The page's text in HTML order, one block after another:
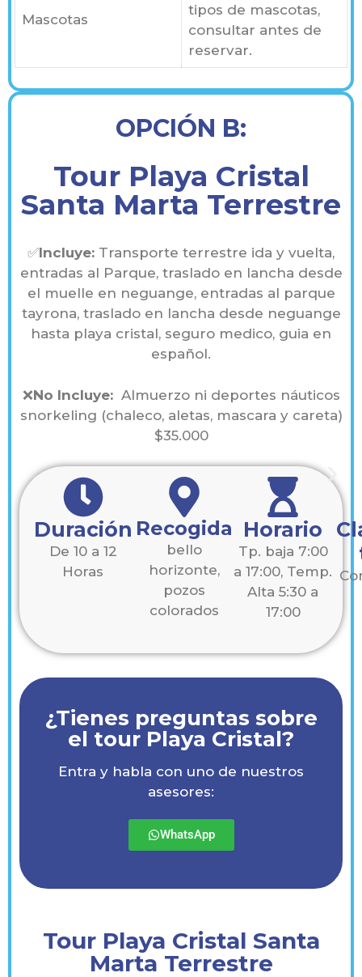
Mascotas
tipos de mascotas,
consultar antes de
reservar.
OPCIÓN B:
Tour Playa Cristal
Santa Marta Terrestre
✅Incluye: Transporte terrestre ida y vuelta,
entradas al Parque, traslado en lancha desde
el muelle en neguange, entradas al parque
tayrona, traslado en lancha desde neguange
hasta playa cristal, seguro medico, guia en
español.
❌No Incluye: Almuerzo ni deportes náuticos
snorkeling (chaleco, aletas, mascara y careta)
$35.000
Duración
De 10 a 12
Horas
Recogida
bello
horizonte,
pozos
colorados
Horario
Tp. baja 7:00
a 17:00, Temp.
Alta 5:30 a
17:00
¿Tienes preguntas sobre
el tour Playa Cristal?
Entra y habla con uno de nuestros
asesores:
WhatsApp
Tour Playa Cristal Santa
Marta Terrestre